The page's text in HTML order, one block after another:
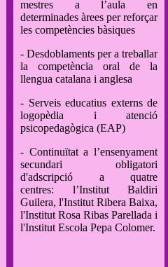
mestres a l’aula en
determinades àrees per reforçar
les competències bàsiques
- Desdoblaments per a treballar
la competència oral de la
llengua catalana i anglesa
- Serveis educatius externs de
logopèdia i atenció
psicopedagògica (EAP)
- Continuïtat a l’ensenyament
secundari obligatori
d'adscripció a quatre
centres: l’Institut Baldiri
Guilera, l'Institut Ribera Baixa,
l'Institut Rosa Ribas Parellada i
l'Institut Escola Pepa Colomer.